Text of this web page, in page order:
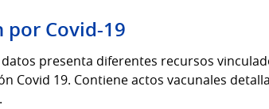
por Covid-19
presenta diferentes recursos
Covid 19. Contiene actos vacunales